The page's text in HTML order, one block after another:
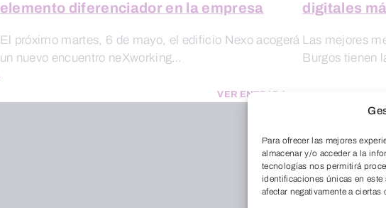
Para ofrecer las mejores
almacenar y/o acceder a la
tecnologías nos permitirá
identificaciones únicas en
afectar negativamente a
elemento diferenciador en la empresa
El próximo martes, 6 de mayo, el edificio Nexo acogerá
un nuevo encuentro neXworking…
VER ENTRADA
digitales
Las mejores
Burgos tienen